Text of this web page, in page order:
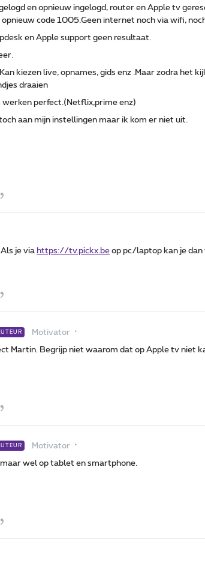
en opnieuw ingelogd, router en Apple tv
opnieuw code 1005.Geen internet noch via wifi,
en Apple support geen resultaat.
kiezen live, opnames, gids enz .Maar zodra het
draaien
werken perfect.(Netflix,prime enz)
aan mijn instellingen maar ik kom er niet uit.
Als je via https://tv.pickx.be op pc/laptop kan je
Motivator
Martin. Begrijp niet waarom dat op Apple tv niet
Motivator
wel op tablet en smartphone.